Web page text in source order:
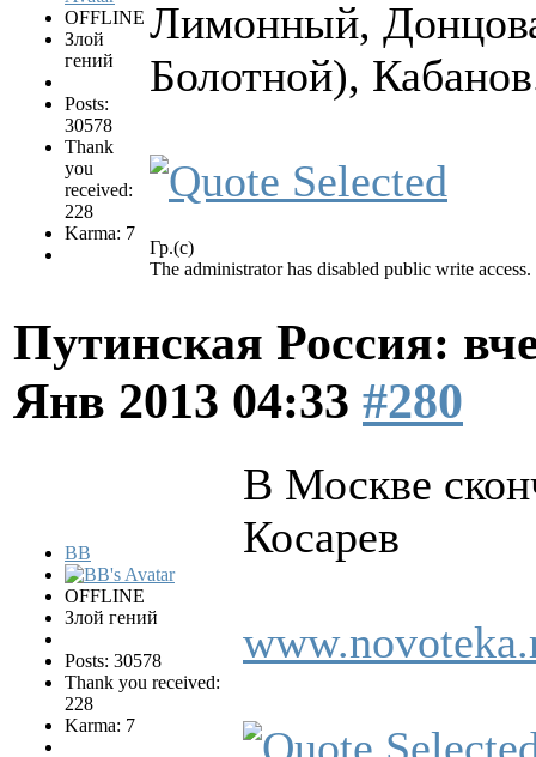
OFFLINE
Злой
гений
Posts:
30578
Thank
you
received:
228
Karma: 7
Лимонный,
Болотной),
Гр.(с)
The administrator has disabled public write access.
Путинская Россия:
Янв 2013 04:33 #280
BB
OFFLINE
Злой гений
Posts: 30578
Thank you received:
228
Karma: 7
В Москве
Косарев